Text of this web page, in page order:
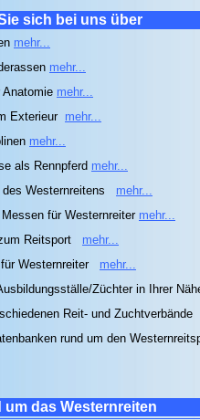
sich bei uns über
mehr...
mehr...
Anatomie mehr...
Exterieur mehr...
mehr...
als Rennpferd mehr...
Westernreitens
mehr...
für Westernreiter mehr...
Reitsport
mehr...
Westernreiter
mehr...
Züchter in Ihrer
Reit- und Zuchtverbände
rund um den
um das Westernreiten